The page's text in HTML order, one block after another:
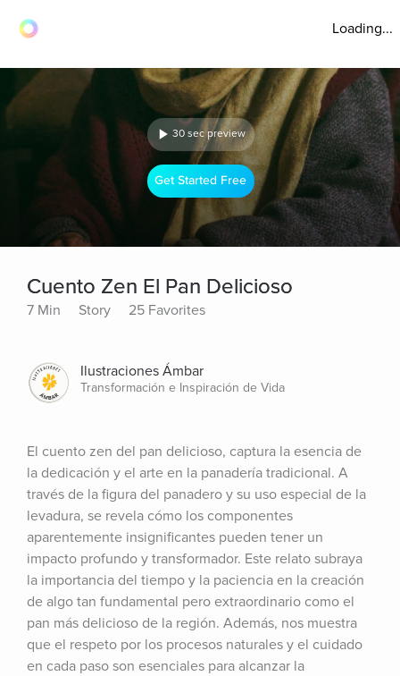
Loading...
30 sec preview
Get Started Free
Cuento Zen El Pan Delicioso
7 Min Story 25 Favorites
Ilustraciones Ámbar
Transformación e Inspiración de Vida
El cuento zen del pan delicioso, captura la esencia de
la dedicación y el arte en la panadería tradicional. A
través de la figura del panadero y su uso especial de la
levadura, se revela cómo los componentes
aparentemente insignificantes pueden tener un
impacto profundo y transformador. Este relato subraya
la importancia del tiempo y la paciencia en la creación
de algo tan fundamental pero extraordinario como el
pan más delicioso de la región. Además, nos muestra
que el respeto por los procesos naturales y el cuidado
en cada paso son esenciales para alcanzar la